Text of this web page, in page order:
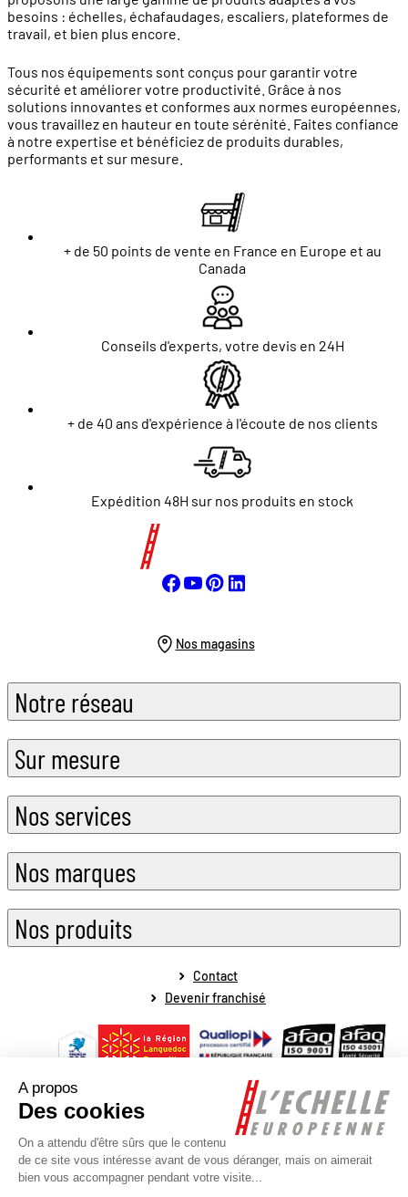
besoins : échelles, échafaudages, escaliers, plateformes de
travail, et bien plus encore.
Tous nos équipements sont conçus pour garantir votre
sécurité et améliorer votre productivité. Grâce à nos
solutions innovantes et conformes aux normes européennes,
vous travaillez en hauteur en toute sérénité. Faites confiance
à notre expertise et bénéficiez de produits durables,
performants et sur mesure.
+ de 50 points de vente en France en Europe et au
Canada
Conseils d'experts, votre devis en 24H
+ de 40 ans d'expérience à l'écoute de nos clients
Expédition 48H sur nos produits en stock
Nos magasins
Notre réseau
Sur mesure
Nos services
Nos marques
Nos produits
Contact
Devenir franchisé